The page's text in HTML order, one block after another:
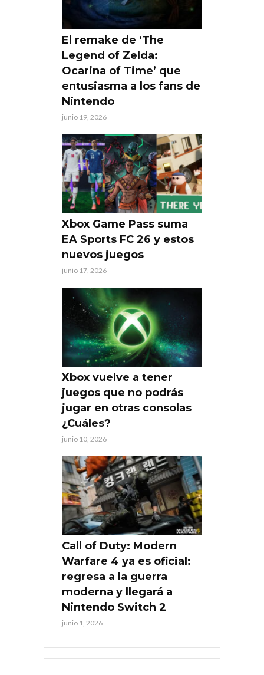
El remake de ‘The
Legend of Zelda:
Ocarina of Time’ que
entusiasma a los fans de
Nintendo
junio 19, 2026
Xbox Game Pass suma
EA Sports FC 26 y estos
nuevos juegos
junio 17, 2026
Xbox vuelve a tener
juegos que no podrás
jugar en otras consolas
¿Cuáles?
junio 10, 2026
Call of Duty: Modern
Warfare 4 ya es oficial:
regresa a la guerra
moderna y llegará a
Nintendo Switch 2
junio 1, 2026